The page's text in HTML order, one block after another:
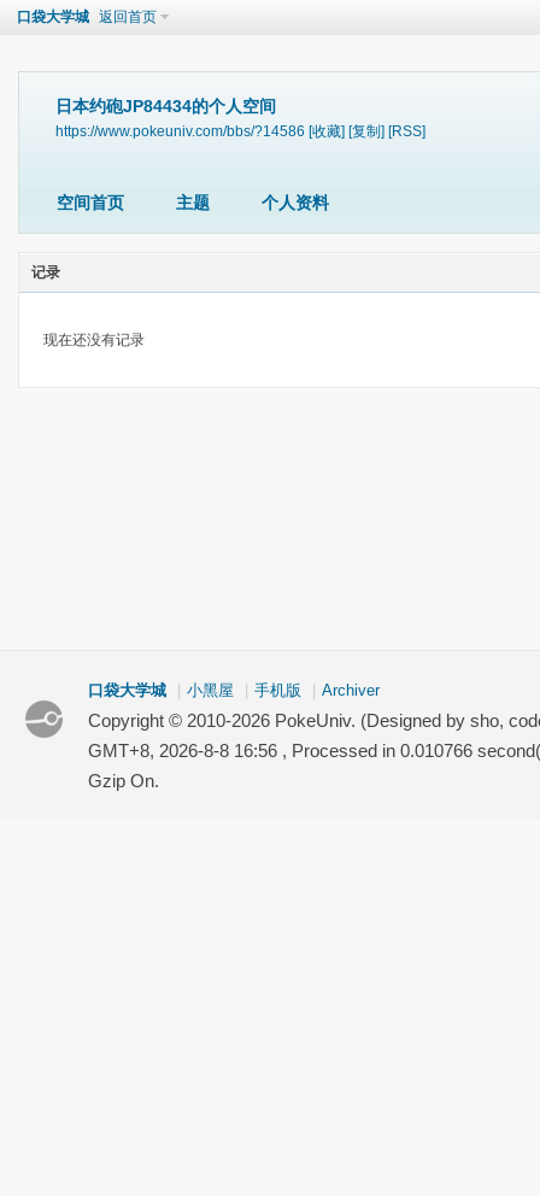
口袋大学城 返回首页
日本约砲JP84434的个人空间
https://www.pokeuniv.com/bbs/?14586 [收藏] [复制] [RSS]
空间首页 主题 个人资料
记录
现在还没有记录
口袋大学城 小黑屋 手机版 Archiver
Copyright © 2010-2026 PokeUniv. (Designed by sho,
GMT+8, 2026-8-8 16:56 , Processed in 0.010766
Gzip On.